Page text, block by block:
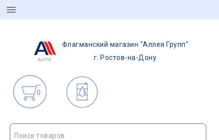
Флагманский магазин "Аллея Групп"
г. Ростов-на-Дону
0
Поиск товаров